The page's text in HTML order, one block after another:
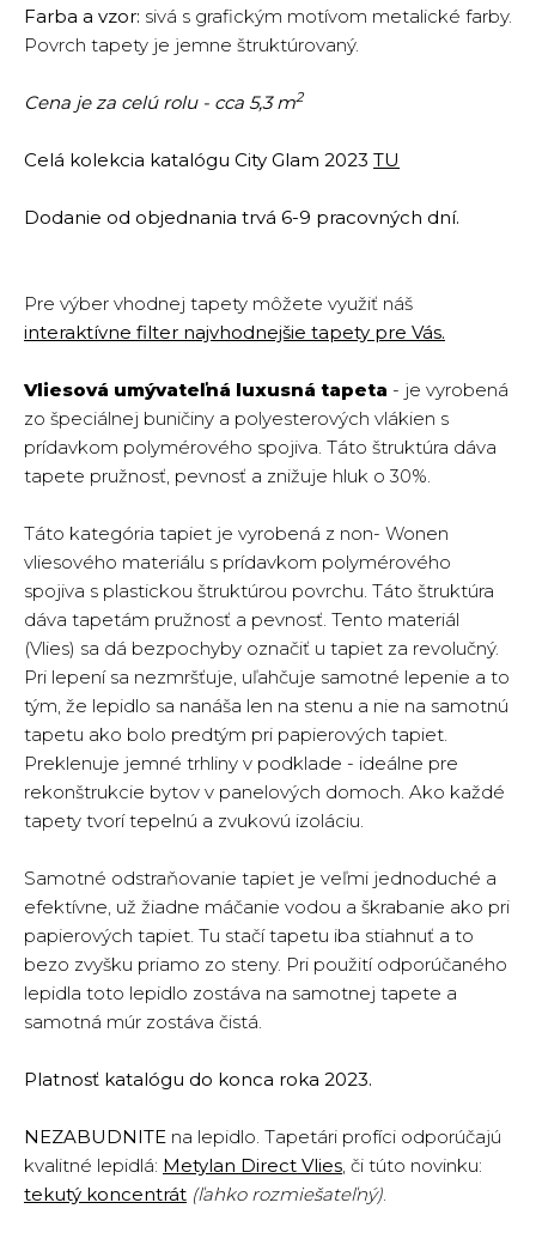
Farba a vzor: sivá s grafickým motívom metalické farby.
Povrch tapety je jemne štruktúrovaný.
Cena je za celú rolu - cca 5,3 m2
Celá kolekcia katalógu City Glam 2023 TU
Dodanie od objednania trvá 6-9 pracovných dní.
Pre výber vhodnej tapety môžete využiť náš
interaktívne filter najvhodnejšie tapety pre Vás.
Vliesová umývateľná luxusná tapeta - je vyrobená
zo špeciálnej buničiny a polyesterových vlákien s
prídavkom polymérového spojiva. Táto štruktúra dáva
tapete pružnosť, pevnosť a znižuje hluk o 30%.
Táto kategória tapiet je vyrobená z non- Wonen
vliesového materiálu s prídavkom polymérového
spojiva s plastickou štruktúrou povrchu. Táto štruktúra
dáva tapetám pružnosť a pevnosť. Tento materiál
(Vlies) sa dá bezpochyby označiť u tapiet za revolučný.
Pri lepení sa nezmršťuje, uľahčuje samotné lepenie a to
tým, že lepidlo sa nanáša len na stenu a nie na samotnú
tapetu ako bolo predtým pri papierových tapiet.
Preklenuje jemné trhliny v podklade - ideálne pre
rekonštrukcie bytov v panelových domoch. Ako každé
tapety tvorí tepelnú a zvukovú izoláciu.
Samotné odstraňovanie tapiet je veľmi jednoduché a
efektívne, už žiadne máčanie vodou a škrabanie ako pri
papierových tapiet. Tu stačí tapetu iba stiahnuť a to
bezo zvyšku priamo zo steny. Pri použití odporúčaného
lepidla toto lepidlo zostáva na samotnej tapete a
samotná múr zostáva čistá.
Platnosť katalógu do konca roka 2023.
NEZABUDNITE na lepidlo. Tapetári profíci odporúčajú
kvalitné lepidlá: Metylan Direct Vlies, či túto novinku:
tekutý koncentrát (ľahko rozmiešateľný).